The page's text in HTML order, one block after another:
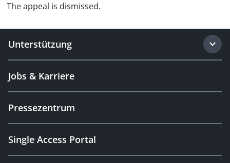
The appeal is dismissed.
Unterstützung
Jobs & Karriere
Pressezentrum
Single Access Portal